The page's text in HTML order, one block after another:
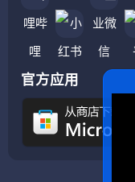
官方应用